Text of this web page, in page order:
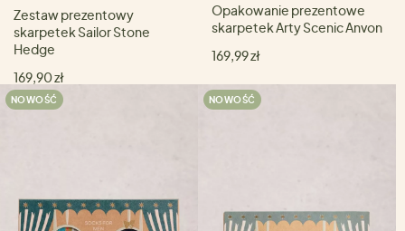
Zestaw prezentowy
skarpetek Sailor Stone
Hedge
169,90 zł
Opakowanie prezentowe
skarpetek Arty Scenic Anvon
169,99 zł
NOWOŚĆ NOWOŚĆ